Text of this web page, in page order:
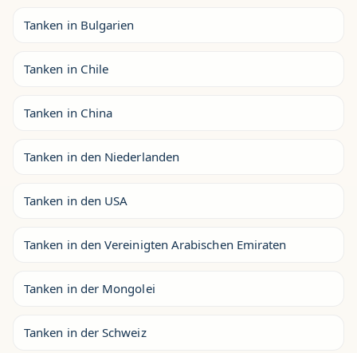
Tanken in Bulgarien
Tanken in Chile
Tanken in China
Tanken in den Niederlanden
Tanken in den USA
Tanken in den Vereinigten Arabischen Emiraten
Tanken in der Mongolei
Tanken in der Schweiz